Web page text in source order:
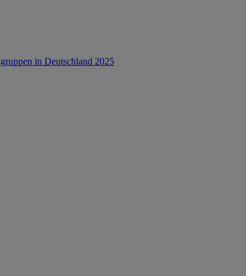
in Deutschland 2025